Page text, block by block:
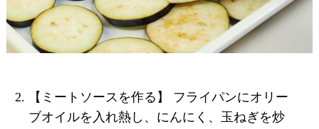
【ミートソースを作る】 フライパンにオリー
ブオイルを入れ熱し、にんにく、玉ねぎを炒